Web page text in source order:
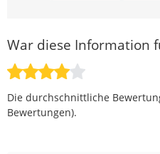
War diese Information
Die durchschnittliche
Bewertungen).